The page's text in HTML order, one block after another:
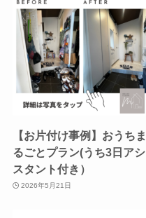
【お片付け事例】おうちま
るごとプラン(うち3日アシ
スタント付き）
2026年5月21日